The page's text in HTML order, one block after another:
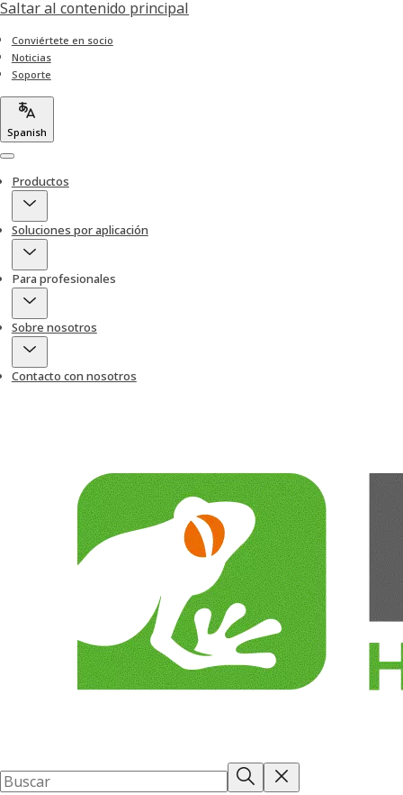
Saltar al contenido principal
Conviértete en socio
Noticias
Soporte
Spanish
Menu
Productos
Soluciones por aplicación
Para profesionales
Sobre nosotros
Contacto con nosotros